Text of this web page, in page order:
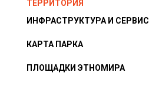
ТЕРРИТОРИЯ
ИНФРАСТРУКТУРА И СЕРВИС
КАРТА ПАРКА
ПЛОЩАДКИ ЭТНОМИРА